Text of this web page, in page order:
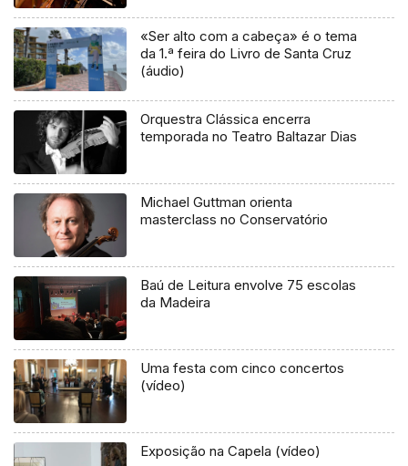
«Ser alto com a cabeça» é o tema
da 1.ª feira do Livro de Santa Cruz
(áudio)
Orquestra Clássica encerra
temporada no Teatro Baltazar Dias
Michael Guttman orienta
masterclass no Conservatório
Baú de Leitura envolve 75 escolas
da Madeira
Uma festa com cinco concertos
(vídeo)
Exposição na Capela (vídeo)